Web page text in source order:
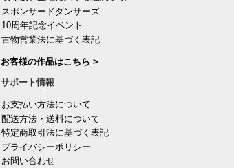
スポンサードダンサーズ
10周年記念イベント
古物営業法に基づく表記
お客様の作品はこちら >
サポート情報
お支払い方法について
配送方法・送料について
特定商取引法に基づく表記
プライバシーポリシー
お問い合わせ